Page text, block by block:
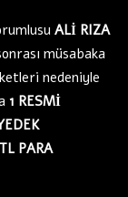
ALİ RIZA
müsabaka
nedeniyle
1 RESMİ
PARA